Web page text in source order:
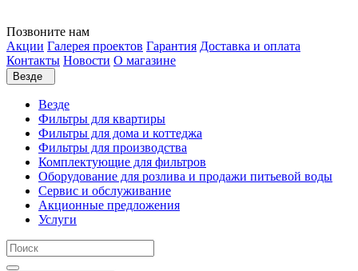
Позвоните нам
Акции Галерея проектов Гарантия Доставка и оплата
Контакты Новости О магазине
Везде
Везде
Фильтры для квартиры
Фильтры для дома и коттеджа
Фильтры для производства
Комплектующие для фильтров
Оборудование для розлива и продажи питьевой воды
Сервис и обслуживание
Акционные предложения
Услуги